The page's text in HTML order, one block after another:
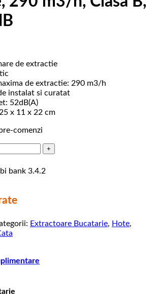
de extractie
de extractie: 290 m3/h
instalat si curatat
52dB(A)
x 11 x 22 cm
comenzi
Extractoare Bucatarie, Hote,